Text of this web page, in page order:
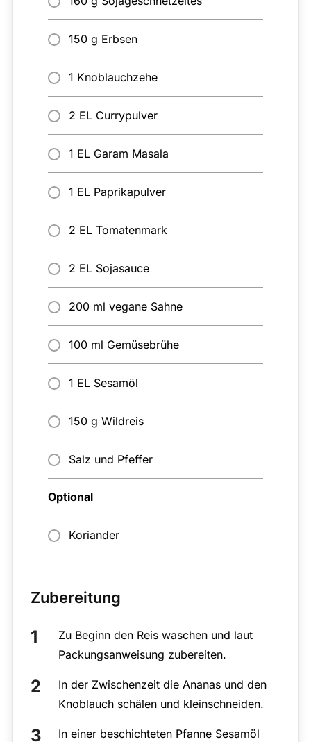
150 g Erbsen
1 Knoblauchzehe
2 EL Currypulver
1 EL Garam Masala
1 EL Paprikapulver
2 EL Tomatenmark
2 EL Sojasauce
200 ml vegane Sahne
100 ml Gemüsebrühe
1 EL Sesamöl
150 g Wildreis
Salz und Pfeffer
Optional
Koriander
Zubereitung
Zu Beginn den Reis waschen und laut
Packungsanweisung zubereiten.
In der Zwischenzeit die Ananas und den
Knoblauch schälen und kleinschneiden.
In einer beschichteten Pfanne Sesamöl